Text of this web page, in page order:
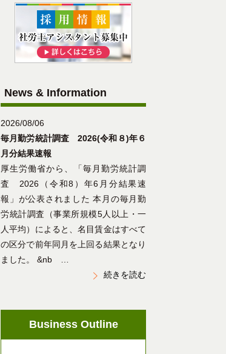
News & Information
2026/08/06
毎月勤労統計調査 2026(令和８)年６
月分結果速報
厚生労働省から、「毎月勤労統計調
査 2026（令和8）年6月分結果速
報」が公表されました 本月の毎月勤
労統計調査（事業所規模5人以上・一
人平均）によると、名目賃金はすべて
の区分で前年同月を上回る結果となり
ました。 &nb …
続きを読む
Business Outline